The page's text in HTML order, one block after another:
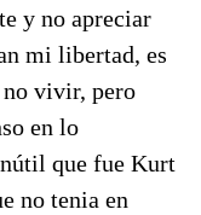
y no apreciar
mi libertad, es
no vivir, pero
en lo
que fue Kurt
no tenia en